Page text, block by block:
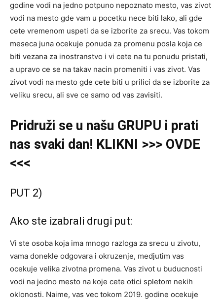
godine vodi na jedno potpuno nepoznato mesto, vas zivot
vodi na mesto gde vam u pocetku nece biti lako, ali gde
cete vremenom uspeti da se izborite za srecu. Vas tokom
meseca juna ocekuje ponuda za promenu posla koja ce
biti vezana za inostranstvo i vi cete na tu ponudu pristati,
a upravo ce se na takav nacin promeniti i vas zivot. Vas
zivot vodi na mesto gde cete biti u prilici da se izborite za
veliku srecu, ali sve ce samo od vas zavisiti.
Pridruži se u našu GRUPU i prati
nas svaki dan! KLIKNI >>> OVDE
<<<
PUT 2)
Ako ste izabrali drugi put:
Vi ste osoba koja ima mnogo razloga za srecu u zivotu,
vama donekle odgovara i okruzenje, medjutim vas
ocekuje velika zivotna promena. Vas zivot u buducnosti
vodi na jedno mesto na koje cete otici spletom nekih
oklonosti. Naime, vas vec tokom 2019. godine ocekuje